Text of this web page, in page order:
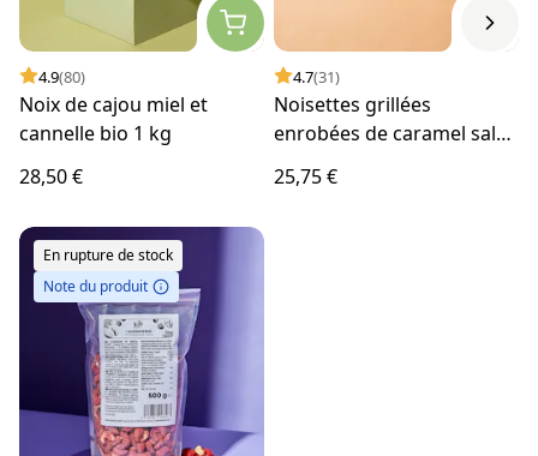
4.9(80)
Noix de cajou miel et
cannelle bio 1 kg
28,50 €
4.7(31)
Noisettes grillées
enrobées de caramel salé
25,75 €
En rupture de stock
Note du produit